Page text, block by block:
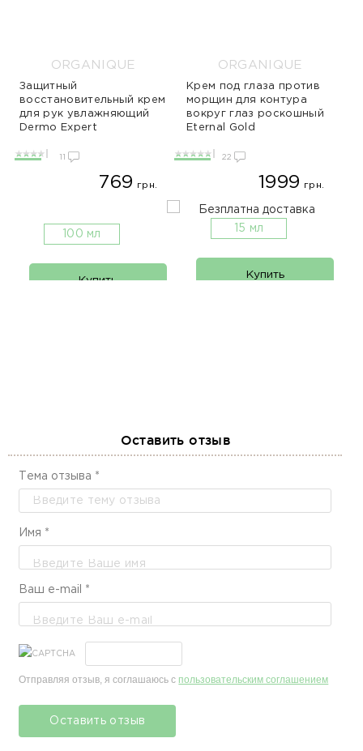
ORGANIQUE
Защитный
восстановительный крем
для рук увлажняющий
Dermo Expert
769 грн.
100 мл
Купить
ORGANIQUE
Крем под глаза против
морщин для контура
вокруг глаз роскошный
Eternal Gold
22
1999 грн.
15 мл
Купить
Оставить отзыв
Тема отзыва *
Имя *
Ваш e-mail *
Отправляя отзыв, я соглашаюсь с пользовательским соглашением
Оставить отзыв